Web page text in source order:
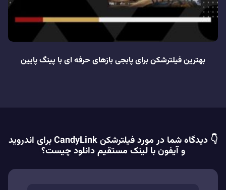
بهترین فیلترشکن برای پابجی بازهای حرفه ای با پینگ پایین
👇 دیدگاه شما در مورد فیلترشکن CandyLink برای اندروید
و آیفون با لینک مستقیم دانلود چیست؟